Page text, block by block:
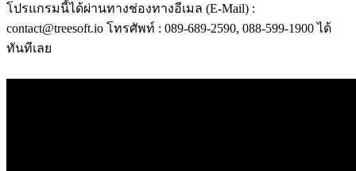
โปรแกรมนี้ได้ผ่านทางช่องทางอีเมล (E-Mail) :
contact@treesoft.io โทรศัพท์ : 089-689-2590, 088-599-1900 ได้
ทันทีเลย